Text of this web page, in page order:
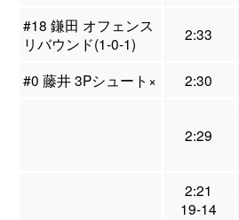
#18 鎌田 オフェンス
リバウンド(1-0-1)
2:33
#0 藤井 3Pシュート× 2:30
2:29
2:21
19-14